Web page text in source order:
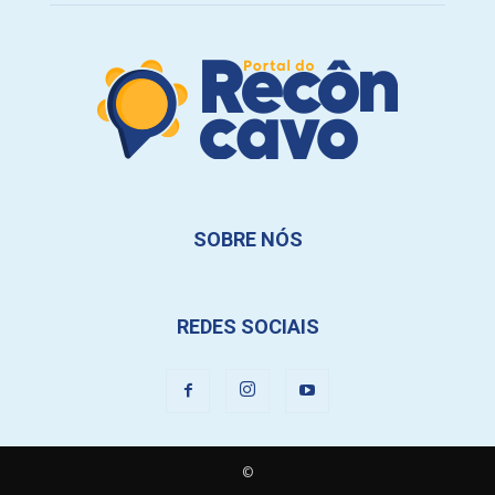
SOBRE NÓS
REDES SOCIAIS
©